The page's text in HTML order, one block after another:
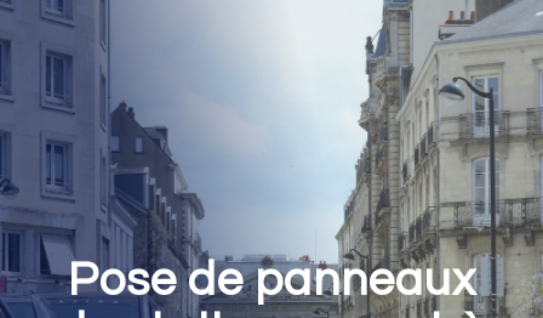
Pose de panneaux